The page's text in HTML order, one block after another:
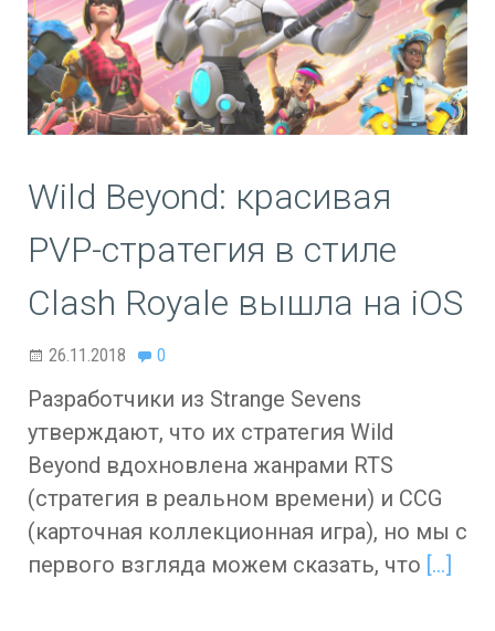
Wild Beyond: красивая
PVP-стратегия в стиле
Clash Royale вышла на iOS
26.11.2018 0
Разработчики из Strange Sevens
утверждают, что их стратегия Wild
Beyond вдохновлена жанрами RTS
(стратегия в реальном времени) и CCG
(карточная коллекционная игра), но мы с
первого взгляда можем сказать, что […]